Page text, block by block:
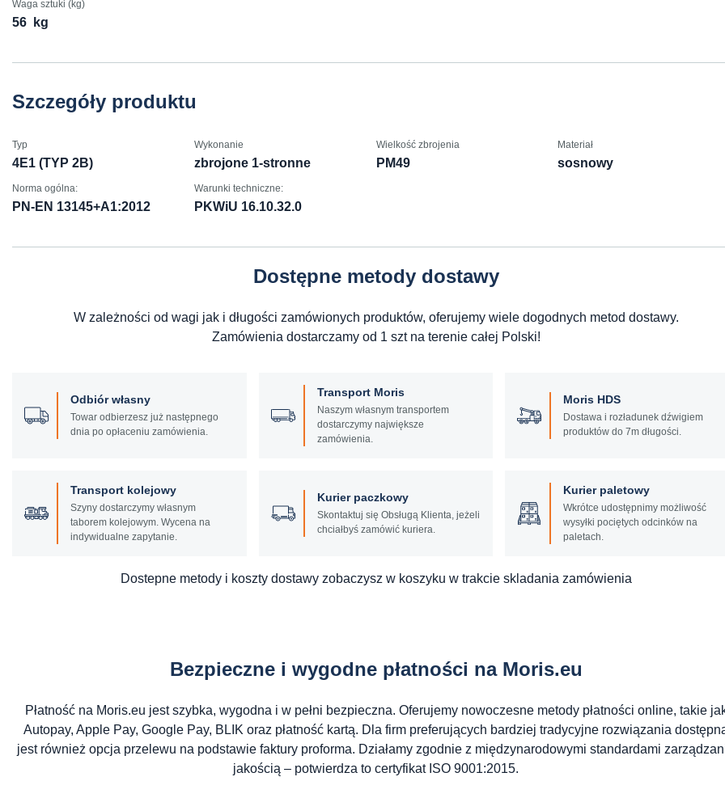
Waga sztuki (kg)
56 kg
Szczegóły produktu
Typ
4E1 (TYP 2B)
Wykonanie
zbrojone 1-stronne
Wielkość zbrojenia
PM49
Materiał
sosnowy
Norma ogólna:
PN-EN 13145+A1:2012
Warunki techniczne:
PKWiU 16.10.32.0
Dostępne metody dostawy
W zależności od wagi jak i długości zamówionych produktów, oferujemy wiele dogodnych metod dostawy.
Zamówienia dostarczamy od 1 szt na terenie całej Polski!
Odbiór własny
Towar odbierzesz już następnego
dnia po opłaceniu zamówienia.
Transport Moris
Naszym własnym transportem
dostarczymy największe
zamówienia.
Moris HDS
Dostawa i rozładunek dźwigiem
produktów do 7m długości.
Transport kolejowy
Szyny dostarczymy własnym
taborem kolejowym. Wycena na
indywidualne zapytanie.
Kurier paczkowy
Skontaktuj się Obsługą Klienta, jeżeli
chciałbyś zamówić kuriera.
Kurier paletowy
Wkrótce udostępnimy możliwość
wysyłki pociętych odcinków na
paletach.
Dostepne metody i koszty dostawy zobaczysz w koszyku w trakcie skladania zamówienia
Bezpieczne i wygodne płatności na Moris.eu
Płatność na Moris.eu jest szybka, wygodna i w pełni bezpieczna. Oferujemy nowoczesne metody płatności online, takie
Autopay, Apple Pay, Google Pay, BLIK oraz płatność kartą. Dla firm preferujących bardziej tradycyjne rozwiązania
jest również opcja przelewu na podstawie faktury proforma. Działamy zgodnie z międzynarodowymi standardami
jakością – potwierdza to certyfikat ISO 9001:2015.